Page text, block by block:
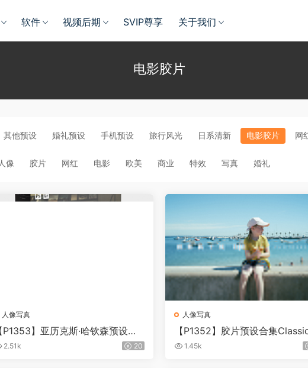
软件 视频后期 SVIP尊享 关于我们
电影胶片
其他预设 婚礼预设 手机预设 旅行风光 日系清新 电影胶片 网
人像 胶片 网红 电影 欧美 商业 特效 写真 婚礼
人像写真
【P1353】亚历克斯·哈钦森预设包A
Hutchinson – Signature Collec
2.51k 20
人像写真
【P1352】胶片预设合集
ni Lab 2026 – Kodacolor
1.45k